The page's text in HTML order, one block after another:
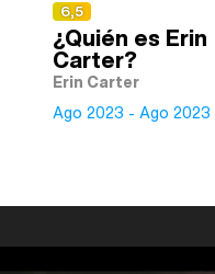
6,5
¿Quién es Erin
Carter?
Erin Carter
Ago 2023 - Ago 2023